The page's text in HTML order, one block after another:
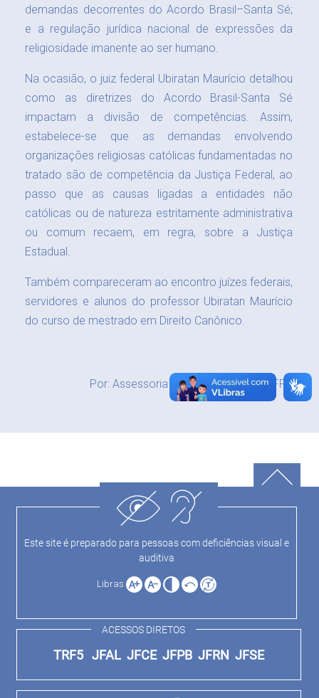
demandas decorrentes do Acordo Brasil–Santa Sé;
e a regulação jurídica nacional de expressões da
religiosidade imanente ao ser humano.
Na ocasião, o juiz federal Ubiratan Maurício detalhou
como as diretrizes do Acordo Brasil-Santa Sé
impactam a divisão de competências. Assim,
estabelece-se que as demandas envolvendo
organizações religiosas católicas fundamentadas no
tratado são de competência da Justiça Federal, ao
passo que as causas ligadas a entidades não
católicas ou de natureza estritamente administrativa
ou comum recaem, em regra, sobre a Justiça
Estadual.
Também compareceram ao encontro juízes federais,
servidores e alunos do professor Ubiratan Maurício
do curso de mestrado em Direito Canônico.
Por: Assessoria de Comunicação - JFPE
Este site é preparado para pessoas com deficiências visual e
auditiva
Libras
ACESSOS DIRETOS
TRF5 JFAL JFCE JFPB JFRN JFSE